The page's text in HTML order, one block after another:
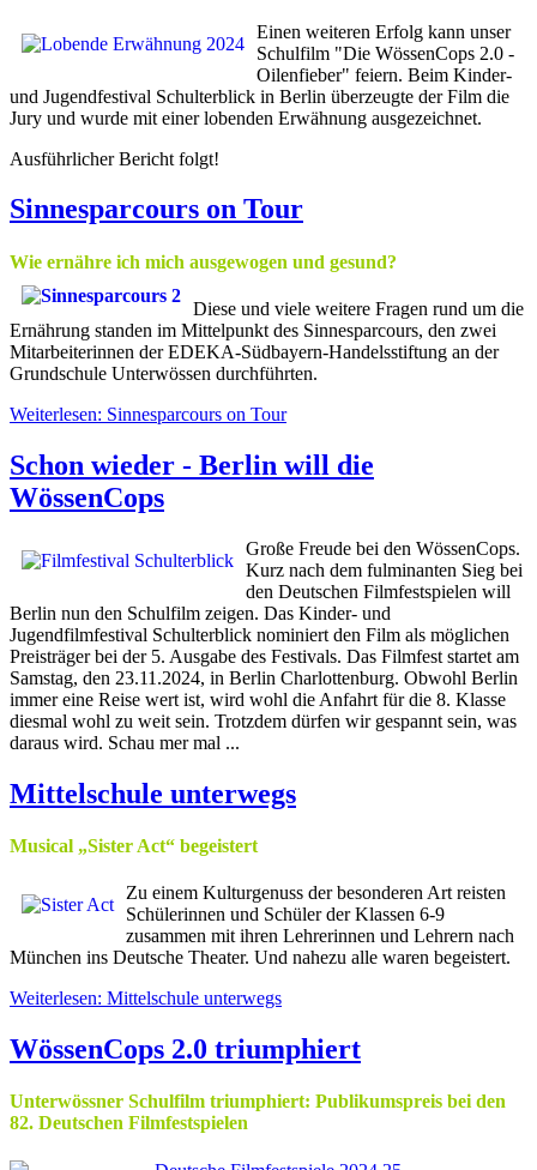
Einen weiteren Erfolg kann unser
Schulfilm "Die WössenCops 2.0 -
Oilenfieber" feiern. Beim Kinder-
und Jugendfestival Schulterblick in Berlin überzeugte der Film die
Jury und wurde mit einer lobenden Erwähnung ausgezeichnet.
Ausführlicher Bericht folgt!
Sinnesparcours on Tour
Wie ernähre ich mich ausgewogen und gesund?
Diese und viele weitere Fragen rund um die
Ernährung standen im Mittelpunkt des Sinnesparcours, den zwei
Mitarbeiterinnen der EDEKA-Südbayern-Handelsstiftung an der
Grundschule Unterwössen durchführten.
Weiterlesen: Sinnesparcours on Tour
Schon wieder - Berlin will die
WössenCops
Große Freude bei den WössenCops.
Kurz nach dem fulminanten Sieg bei
den Deutschen Filmfestspielen will
Berlin nun den Schulfilm zeigen. Das Kinder- und
Jugendfilmfestival Schulterblick nominiert den Film als möglichen
Preisträger bei der 5. Ausgabe des Festivals. Das Filmfest startet am
Samstag, den 23.11.2024, in Berlin Charlottenburg. Obwohl Berlin
immer eine Reise wert ist, wird wohl die Anfahrt für die 8. Klasse
diesmal wohl zu weit sein. Trotzdem dürfen wir gespannt sein, was
daraus wird. Schau mer mal ...
Mittelschule unterwegs
Musical „Sister Act“ begeistert
Zu einem Kulturgenuss der besonderen Art reisten
Schülerinnen und Schüler der Klassen 6-9
zusammen mit ihren Lehrerinnen und Lehrern nach
München ins Deutsche Theater. Und nahezu alle waren begeistert.
Weiterlesen: Mittelschule unterwegs
WössenCops 2.0 triumphiert
Unterwössner Schulfilm triumphiert: Publikumspreis bei den
82. Deutschen Filmfestspielen